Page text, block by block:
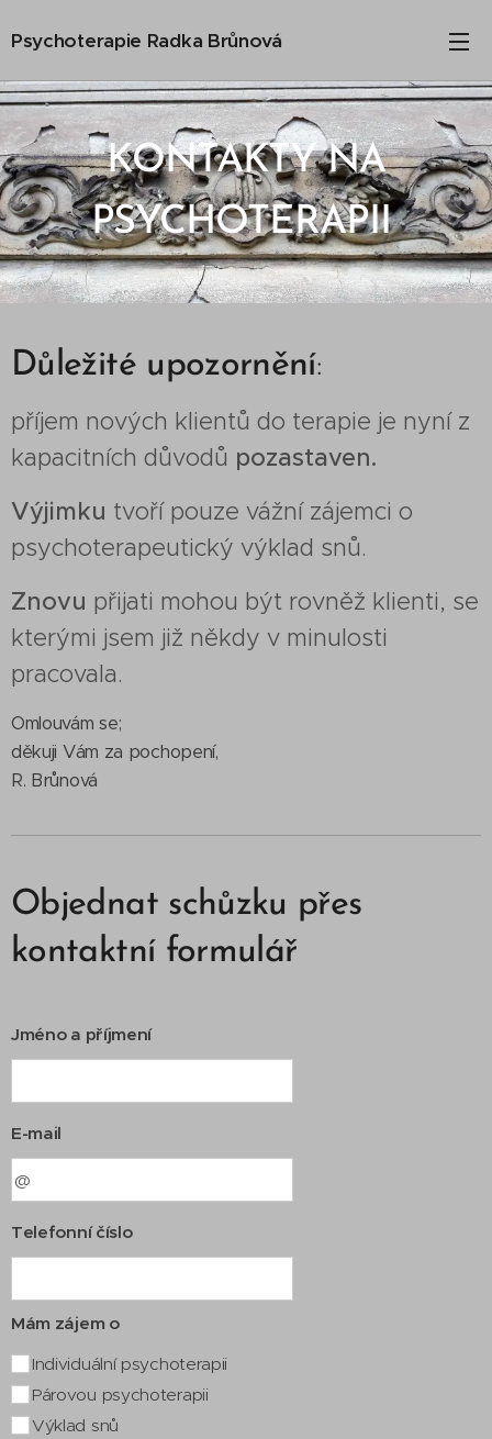
Psychoterapie Radka Brůnová
KONTAKTY NA
PSYCHOTERAPII
Důležité upozornění:
příjem nových klientů do terapie je nyní z
kapacitních důvodů pozastaven.
Výjimku tvoří pouze vážní zájemci o
psychoterapeutický výklad snů.
Znovu přijati mohou být rovněž klienti, se
kterými jsem již někdy v minulosti
pracovala.
Omlouvám se;
děkuji Vám za pochopení,
R. Brůnová
Objednat schůzku přes
kontaktní formulář
Jméno a příjmení
E-mail
Telefonní číslo
Mám zájem o
Individuální psychoterapii
Párovou psychoterapii
Výklad snů